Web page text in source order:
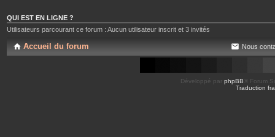
QUI EST EN LIGNE ?
Utilisateurs parcourant ce forum : Aucun utilisateur inscrit et 3 invités
Accueil du forum Nous
Développé par phpBB ® Forum
Traduction